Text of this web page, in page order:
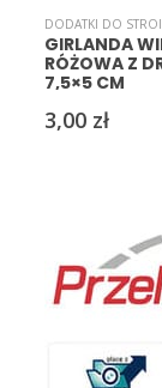
DODATKI DO
GIRLANDA
RÓŻOWA Z
7,5×5 CM
3,00 zł